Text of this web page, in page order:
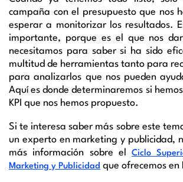
campaña con el presupuesto que nos
esperar a monitorizar los resultados.
importante, porque es el que nos
necesitamos para saber si ha sido
multitud de herramientas tanto para
para analizarlos que nos pueden
Aquí es donde determinaremos si
KPI que nos hemos propuesto.
Si te interesa saber más sobre este
un experto en marketing y publicidad,
más información sobre el Ciclo
Marketing y Publicidad que ofrecemos en